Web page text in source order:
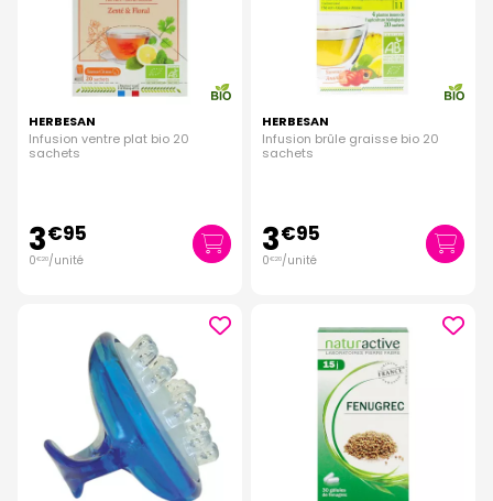
HERBESAN
Infusion ventre plat bio 20
sachets
3€95
0€20/unité
HERBESAN
Infusion brûle graisse bio 20
sachets
3€95
0€20/unité